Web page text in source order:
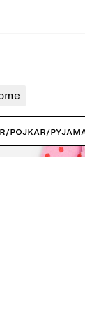
/Pojkar/